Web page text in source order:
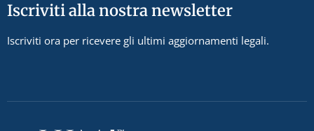
Iscriviti alla nostra newsletter
Iscriviti ora per ricevere gli ultimi aggiornamenti legali.